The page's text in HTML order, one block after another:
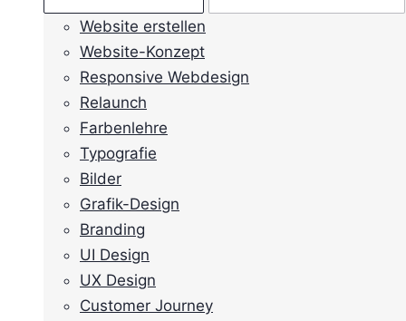
Website erstellen
Website-Konzept
Responsive Webdesign
Relaunch
Farbenlehre
Typografie
Bilder
Grafik-Design
Branding
UI Design
UX Design
Customer Journey